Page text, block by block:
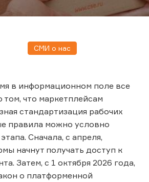
СМИ о нас
в информационном поле все
том, что маркетплейсам
стандартизация рабочих
правила можно условно
Сначала, с апреля,
начнут получать доступ к
Затем, с 1 октября 2026 года,
о платформенной